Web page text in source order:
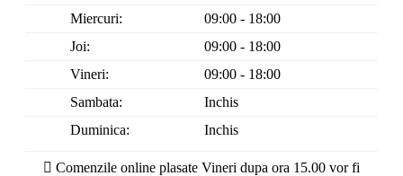
Miercuri:
09:00 - 18:00
Joi:
09:00 - 18:00
Vineri:
09:00 - 18:00
Sambata:
Inchis
Duminica:
Inchis
Comenzile online plasate Vineri dupa ora 15.00 vor fi